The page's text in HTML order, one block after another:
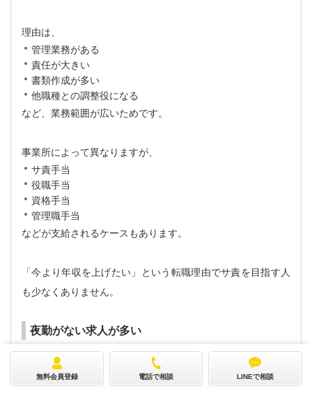
理由は、
管理業務がある
責任が大きい
書類作成が多い
他職種との調整役になる
など、業務範囲が広いためです。
事業所によって異なりますが、
サ責手当
役職手当
資格手当
管理職手当
などが支給されるケースもあります。
「今より年収を上げたい」という転職理由でサ責を目指す人
も少なくありません。
夜勤がない求人が多い
施設介護で働いている方の中には、
「夜勤が体力的につらくなってきた」
無料会員登録 電話で相談 LINEで相談